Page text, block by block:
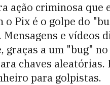
ação criminosa que
o Pix é o golpe do
Mensagens e vídeos
a um "bug"
chaves aleatórias.
para golpistas.